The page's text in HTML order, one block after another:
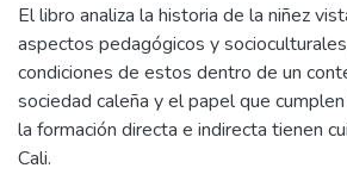
El libro analiza la historia de la niñez
aspectos pedagógicos y
condiciones de estos dentro de un
sociedad caleña y el papel que
la formación directa e indirecta tienen
Cali.